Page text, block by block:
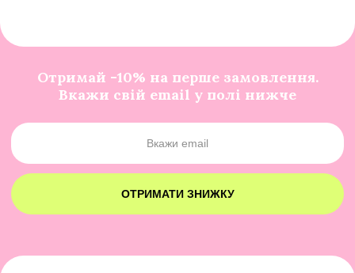
Отримай -10% на перше замовлення.
Вкажи свій email у полі нижче
ОТРИМАТИ ЗНИЖКУ